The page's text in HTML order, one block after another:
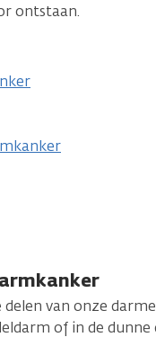
ontstaan.
van onze
of in de dunne